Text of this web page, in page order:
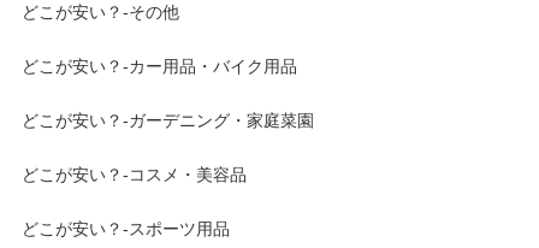
どこが安い？-その他
どこが安い？-カー用品・バイク用品
どこが安い？-ガーデニング・家庭菜園
どこが安い？-コスメ・美容品
どこが安い？-スポーツ用品